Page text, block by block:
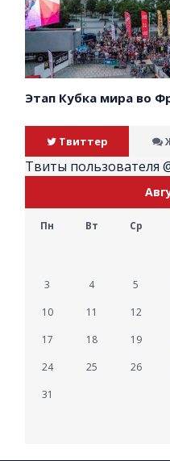
Этап Кубка мира во
Твиттер
Твиты пользователя
Пн Вт Ср
3
4 5
10
11 12
17
18 19
24
25 26
31